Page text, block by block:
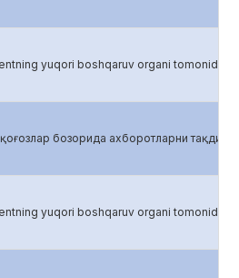
yuqori boshqaruv organi tomonidan
қоғозлар бозорида ахборотларни
yuqori boshqaruv organi tomonidan